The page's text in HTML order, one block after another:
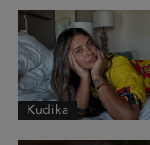
Kudika